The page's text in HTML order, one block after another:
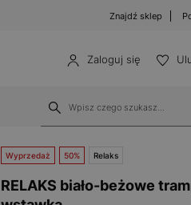
Znajdź sklep
Zaloguj się
Wyprzedaż 50% Relaks
RELAKS biało-beżowe